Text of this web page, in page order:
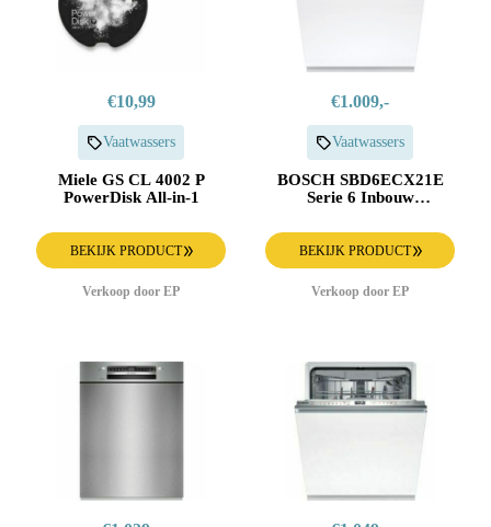
€10,99
Vaatwassers
Miele GS CL 4002 P
PowerDisk All-in-1
BEKIJK PRODUCT
Verkoop door EP
€1.009,-
Vaatwassers
BOSCH SBD6ECX21E
Serie 6 Inbouw
BEKIJK PRODUCT
Verkoop door EP